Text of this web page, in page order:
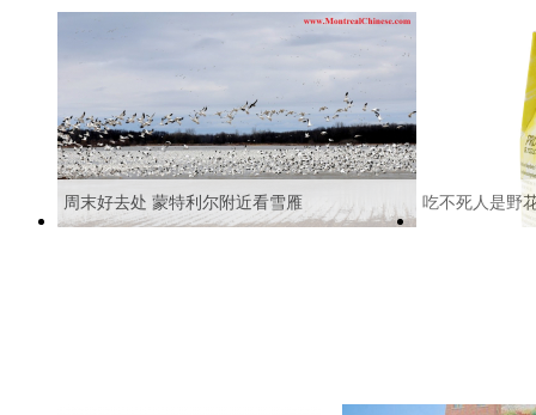
周末好去处 蒙特利尔附近看雪雁 吃不死人是野